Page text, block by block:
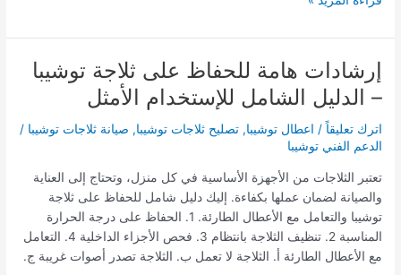
إرشادات هامة للحفاظ على ثلاجة توشيبا
– الدليل الشامل للإستخدام الأمثل
اترك تعليقاً / اعطال توشيبا,تصليح ثلاجات توشيبا, صيانة ثلاجات توشيبا /
الدعم الفني توشيبا
تعتبر الثلاجات من الأجهزة الأساسية في كل منزل، وتحتاج إلى العناية
والصيانة لضمان عملها بكفاءة. إليك دليل شامل للحفاظ على ثلاجة
توشيبا والتعامل مع الأعطال الطارئة. 1. الحفاظ على درجة الحرارة
المناسبة 2. تنظيف الثلاجة بانتظام 3. فحص الأجزاء الداخلية 4. التعامل
مع الأعطال الطارئة أ. الثلاجة لا تعمل ب. الثلاجة تصدر أصوات غريبة ج.
إرشادات
هامة
للحفاظ
على
ثلاجة
–
الدليل
الشامل
للإستخدام
الأمثل